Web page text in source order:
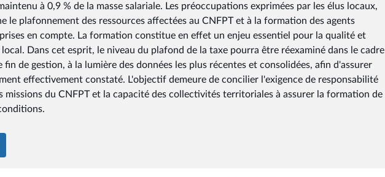
à 0,9 % de la masse salariale. Les préoccupations exprimées par les élus locaux,
le plafonnement des ressources affectées au CNFPT et à la formation des agents
en compte. La formation constitue en effet un enjeu essentiel pour la qualité et
Dans cet esprit, le niveau du plafond de la taxe pourra être réexaminé dans le cadre
de gestion, à la lumière des données les plus récentes et consolidées, afin d'assurer
effectivement constaté. L'objectif demeure de concilier l'exigence de responsabilité
missions du CNFPT et la capacité des collectivités territoriales à assurer la formation de